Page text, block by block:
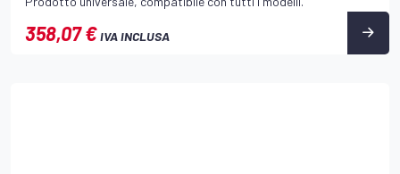
358,07 €IVA INCLUSA